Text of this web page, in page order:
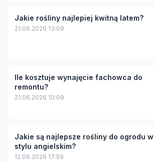
Jakie rośliny najlepiej kwitną latem?
21.06.2026 13:09
Ile kosztuje wynajęcie fachowca do
remontu?
21.06.2026 10:08
Jakie są najlepsze rośliny do ogrodu w
stylu angielskim?
12.06.2026 17:59